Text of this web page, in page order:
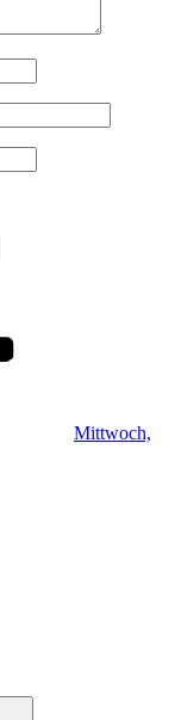
Mittwoch,